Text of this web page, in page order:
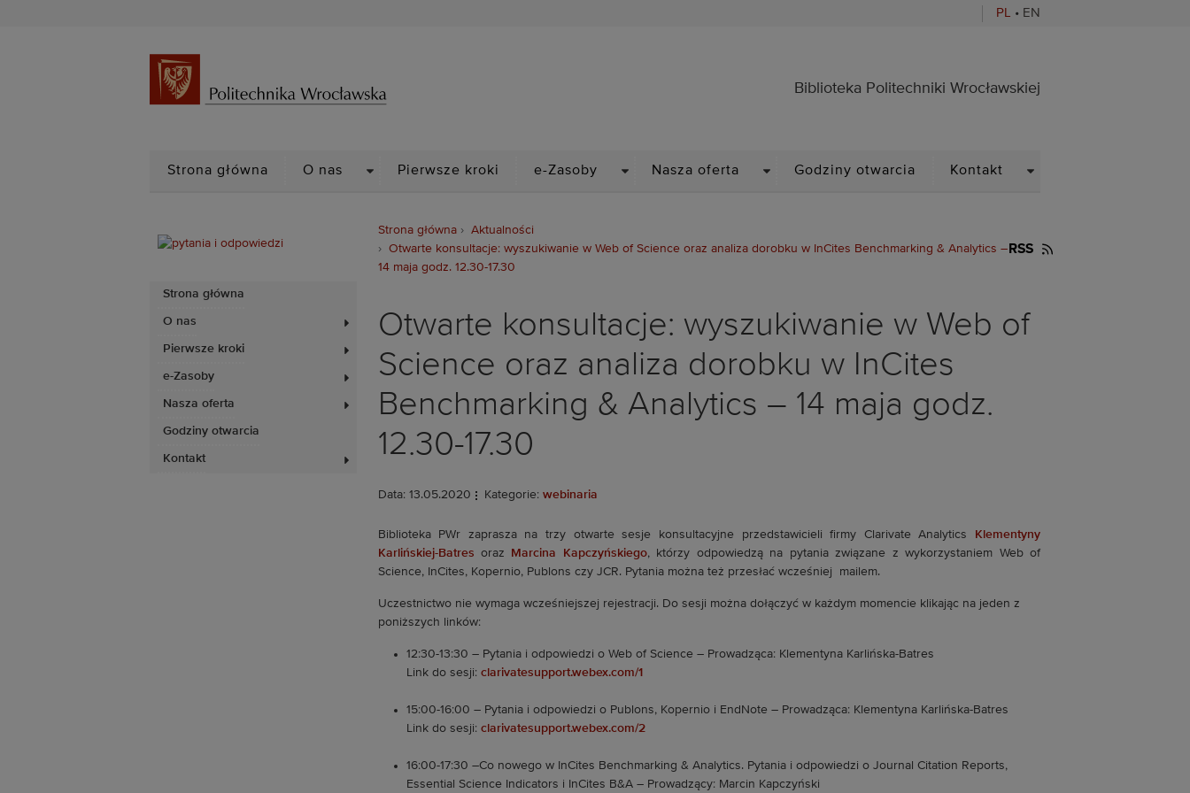
PL • EN
Biblioteka Politechniki Wrocławskiej
Biblioteka Politechniki Wrocławskiej
Strona główna O nas Pierwsze kroki e-Zasoby Nasza oferta Godziny otwarcia Kontakt
Strona główna
O nas
Pierwsze kroki
e-Zasoby
Nasza oferta
Godziny otwarcia
Kontakt
Strona główna
Aktualności
Otwarte konsultacje: wyszukiwanie w Web of Science oraz analiza dorobku w InCites Benchmarking & Analytics –
14 maja godz. 12.30-17.30
RSS
Otwarte konsultacje: wyszukiwanie w Web of
Science oraz analiza dorobku w InCites
Benchmarking & Analytics – 14 maja godz.
12.30-17.30
Data: 13.05.2020 Kategorie: webinaria
Biblioteka PWr zaprasza na trzy otwarte sesje konsultacyjne przedstawicieli firmy Clarivate Analytics
Klementyny
Karlińskiej-Batres oraz Marcina Kapczyńskiego, którzy odpowiedzą na pytania związane z wykorzystaniem Web of
Science, InCites, Kopernio, Publons czy JCR. Pytania można też przesłać wcześniej mailem.
Uczestnictwo nie wymaga wcześniejszej rejestracji. Do sesji można dołączyć w każdym momencie klikając na jeden z
poniższych linków:
12:30-13:30 – Pytania i odpowiedzi o Web of Science – Prowadząca: Klementyna Karlińska-Batres
Link do sesji: clarivatesupport.webex.com/1
15:00-16:00 – Pytania i odpowiedzi o Publons, Kopernio i EndNote – Prowadząca: Klementyna Karlińska-Batres
Link do sesji: clarivatesupport.webex.com/2
16:00-17:30 –Co nowego w InCites Benchmarking & Analytics. Pytania i odpowiedzi o Journal Citation Reports,
Essential Science Indicators i InCites B&A – Prowadzący: Marcin Kapczyński